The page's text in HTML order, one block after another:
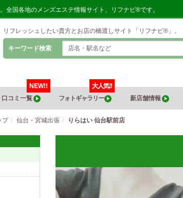
全国各地のメンズエステ情報サイト、リフナビ®です。
リフレッシュしたい貴方とお店の橋渡しサイト「リフナビ®」。
キーワード検索
口コミ一覧
NEW!!
フォトギャラリー
大人気!!
新店舗情報
プ 仙台・宮城出張 りらはい 仙台駅前店